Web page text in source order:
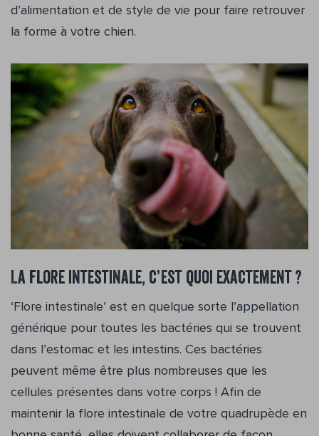
d’alimentation et de style de vie pour faire retrouver
la forme à votre chien.
La flore intestinale, c’est quoi exactement ?
‘Flore intestinale’ est en quelque sorte l’appellation
générique pour toutes les bactéries qui se trouvent
dans l’estomac et les intestins. Ces bactéries
peuvent même être plus nombreuses que les
cellules présentes dans votre corps ! Afin de
maintenir la flore intestinale de votre quadrupède en